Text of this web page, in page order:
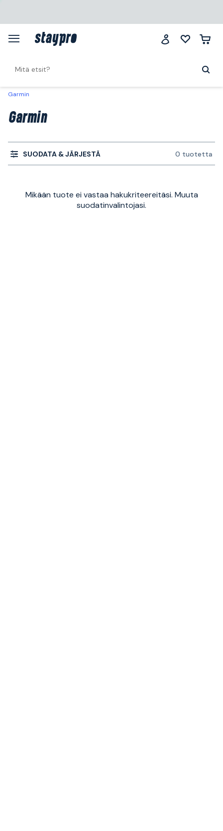
Garmin
Garmin
SUODATA & JÄRJESTÄ 0 tuotetta
Mikään tuote ei vastaa hakukriteereitäsi. Muuta
suodatinvalintojasi.